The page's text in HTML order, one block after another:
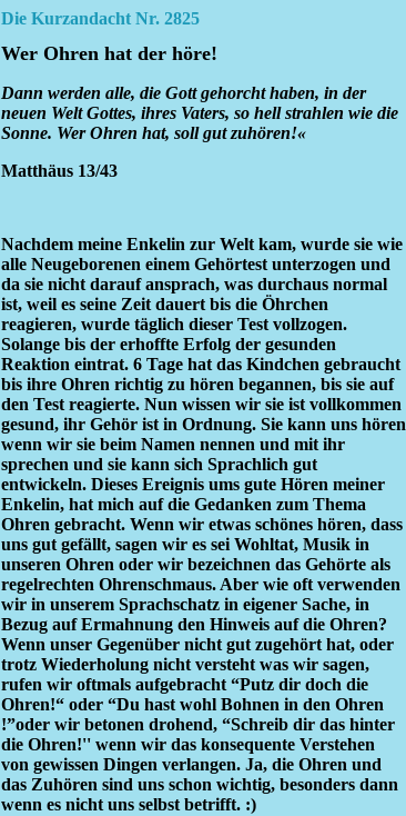
Die Kurzandacht Nr. 2825
Wer Ohren hat der höre!
Dann werden alle, die Gott gehorcht haben, in der
neuen Welt Gottes, ihres Vaters, so hell strahlen wie die
Sonne. Wer Ohren hat, soll gut zuhören!«
Matthäus 13/43
Nachdem meine Enkelin zur Welt kam, wurde sie wie
alle Neugeborenen einem Gehörtest unterzogen und
da sie nicht darauf ansprach, was durchaus normal
ist, weil es seine Zeit dauert bis die Öhrchen
reagieren, wurde täglich dieser Test vollzogen.
Solange bis der erhoffte Erfolg der gesunden
Reaktion eintrat. 6 Tage hat das Kindchen gebraucht
bis ihre Ohren richtig zu hören begannen, bis sie auf
den Test reagierte. Nun wissen wir sie ist vollkommen
gesund, ihr Gehör ist in Ordnung. Sie kann uns hören
wenn wir sie beim Namen nennen und mit ihr
sprechen und sie kann sich Sprachlich gut
entwickeln. Dieses Ereignis ums gute Hören meiner
Enkelin, hat mich auf die Gedanken zum Thema
Ohren gebracht. Wenn wir etwas schönes hören, dass
uns gut gefällt, sagen wir es sei Wohltat, Musik in
unseren Ohren oder wir bezeichnen das Gehörte als
regelrechten Ohrenschmaus. Aber wie oft verwenden
wir in unserem Sprachschatz in eigener Sache, in
Bezug auf Ermahnung den Hinweis auf die Ohren?
Wenn unser Gegenüber nicht gut zugehört hat, oder
trotz Wiederholung nicht versteht was wir sagen,
rufen wir oftmals aufgebracht “Putz dir doch die
Ohren!“ oder “Du hast wohl Bohnen in den Ohren
!”oder wir betonen drohend, “Schreib dir das hinter
die Ohren!'' wenn wir das konsequente Verstehen
von gewissen Dingen verlangen. Ja, die Ohren und
das Zuhören sind uns schon wichtig, besonders dann
wenn es nicht uns selbst betrifft. :)